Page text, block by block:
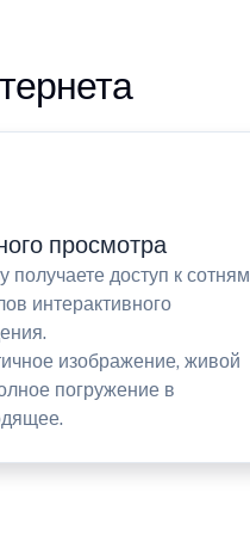
просмотра
получаете доступ к сотням
интерактивного
изображение, живой
погружение в